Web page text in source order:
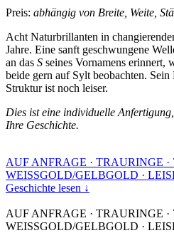
Preis: abhängig von Breite, Weite,
Acht Naturbrillanten in
Jahre. Eine sanft geschwungene
an das S seines Vornamens erinnert,
beide gern auf Sylt beobachten.
Struktur ist noch leiser.
Dies ist eine individuelle
Ihre Geschichte.
AUF ANFRAGE · TRAURINGE ·
WEISSGOLD/GELBGOLD ·
Geschichte lesen ↓
AUF ANFRAGE · TRAURINGE ·
WEISSGOLD/GELBGOLD ·